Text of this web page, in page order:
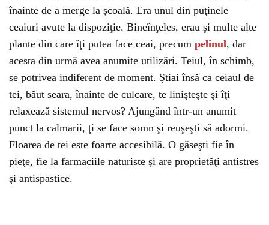
înainte de a merge la şcoală. Era unul din puţinele
ceaiuri avute la dispoziţie. Bineînţeles, erau şi multe alte
plante din care îţi putea face ceai, precum pelinul, dar
acesta din urmă avea anumite utilizări. Teiul, în schimb,
se potrivea indiferent de moment. Ştiai însă ca ceiaul de
tei, băut seara, înainte de culcare, te linişteşte şi îţi
relaxează sistemul nervos? Ajungând într-un anumit
punct la calmarii, ţi se face somn şi reuşeşti să adormi.
Floarea de tei este foarte accesibilă. O găseşti fie în
pieţe, fie la farmaciile naturiste şi are proprietăţi antistres
şi antispastice.